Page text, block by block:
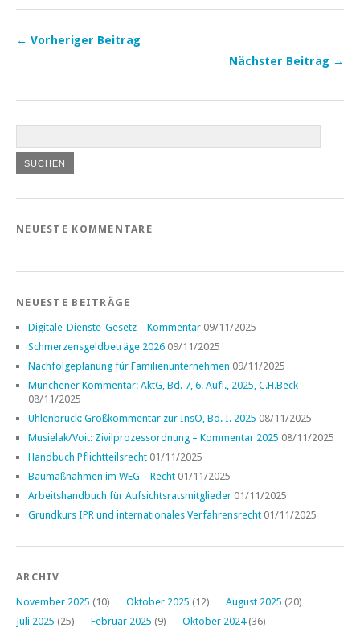
← Vorheriger Beitrag
Nächster Beitrag →
NEUESTE KOMMENTARE
NEUESTE BEITRÄGE
Digitale-Dienste-Gesetz – Kommentar 09/11/2025
Schmerzensgeldbeträge 2026 09/11/2025
Nachfolgeplanung für Familienunternehmen 09/11/2025
Münchener Kommentar: AktG, Bd. 7, 6. Aufl., 2025, C.H.Beck
08/11/2025
Uhlenbruck: Großkommentar zur InsO, Bd. I. 2025 08/11/2025
Musielak/Voit: Zivilprozessordnung – Kommentar 2025 08/11/2025
Handbuch Pflichtteilsrecht 01/11/2025
Baumaßnahmen im WEG – Recht 01/11/2025
Arbeitshandbuch für Aufsichtsratsmitglieder 01/11/2025
Grundkurs IPR und internationales Verfahrensrecht 01/11/2025
ARCHIV
November 2025 (10) Oktober 2025 (12) August 2025 (20)
Juli 2025 (25) Februar 2025 (9) Oktober 2024(36)